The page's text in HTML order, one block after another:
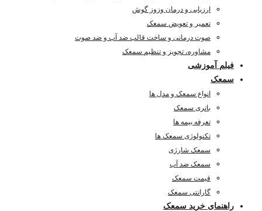
ارزیابی و درمان وزوز گوش
تعمیر و تعویض سمعک
صوت درمانی و ساخت قالب ضد آب و ضد صوت
مشاوره، تجویز و تنظیم سمعک
فیلم آموزشی
سمعک
انواع سمعک و مدل ها
باتری سمعک
تعرفه بیمه ها
تکنولوژی سمعک ها
سمعک شارژی
سمعک ضد آب
قیمت سمعک
گارانتی سمعک
راهنمای خرید سمعک